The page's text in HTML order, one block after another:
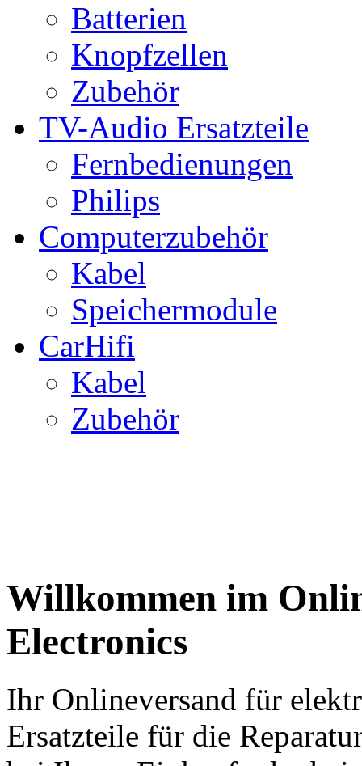
Batterien
Knopfzellen
Zubehör
TV-Audio Ersatzteile
Fernbedienungen
Philips
Computerzubehör
Kabel
Speichermodule
CarHifi
Kabel
Zubehör
Willkommen im
Electronics
Ihr Onlineversand für
Ersatzteile für die